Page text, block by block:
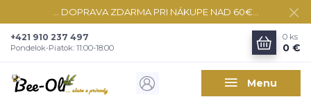
... DOPRAVA ZDARMA PRI NÁKUPE NAD 60€...
Menu
+421 910 237 497
Pondelok-Piatok: 11:00-18:00
0 ks
0 €